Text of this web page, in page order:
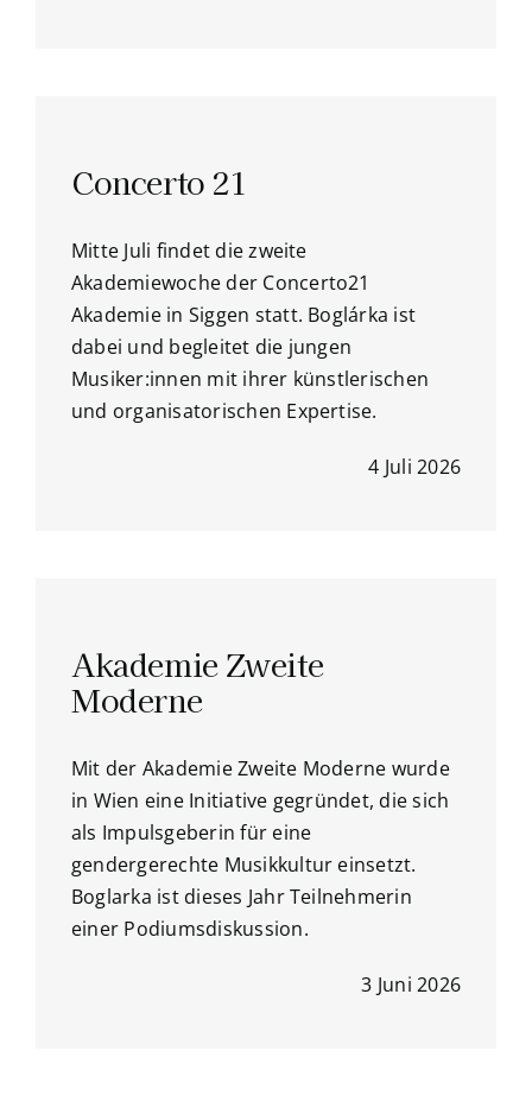
Concerto 21
Mitte Juli findet die zweite
Akademiewoche der Concerto21
Akademie in Siggen statt. Boglárka ist
dabei und begleitet die jungen
Musiker:innen mit ihrer künstlerischen
und organisatorischen Expertise.
4 Juli 2026
Akademie Zweite
Moderne
Mit der Akademie Zweite Moderne wurde
in Wien eine Initiative gegründet, die sich
als Impulsgeberin für eine
gendergerechte Musikkultur einsetzt.
Boglarka ist dieses Jahr Teilnehmerin
einer Podiumsdiskussion.
3 Juni 2026